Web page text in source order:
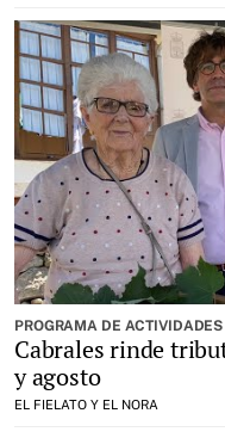
PROGRAMA DE
Cabrales rinde
y agosto
EL FIELATO Y EL NORA